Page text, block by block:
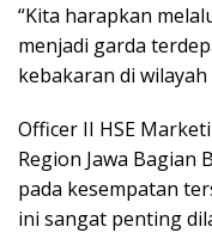
“Kita harapkan
menjadi garda
kebakaran di
Officer II HSE
Region Jawa Bagian
pada kesempatan
ini sangat penting